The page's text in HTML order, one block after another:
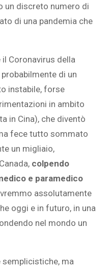
un discreto numero di
di una pandemia che
Coronavirus della
di un
instabile, forse
in ambito
in Cina), che diventò
fece tutto sommato
un migliaio,
colpendo
e paramedico
assolutamente
oggi e in futuro, in una
nel mondo un
ma